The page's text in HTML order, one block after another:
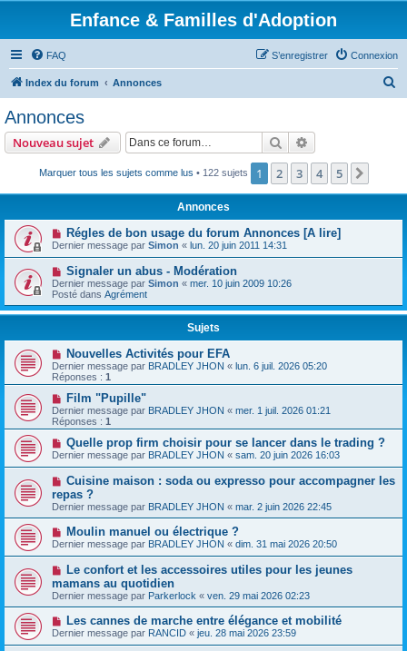
Enfance & Familles d'Adoption
FAQ Connexion
S’enregistrer
Index du forum Annonces
e
Annonces
Nouveau sujet Rechercher
Marquer tous les sujets comme lus • 122 sujets 1 2 3 4 5
Annonces
Régles de bon usage du forum Annonces [A lire]
Dernier message par Simon « lun. 20 juin 2011 14:31
Signaler un abus - Modération
Dernier message par Simon « mer. 10 juin 2009 10:26
Posté dans Agrément
Sujets
Nouvelles Activités pour EFA
Dernier message par BRADLEY JHON « lun. 6 juil. 2026 05:20
Réponses : 1
Film "Pupille"
Dernier message par BRADLEY JHON « mer. 1 juil. 2026 01:21
Réponses : 1
Quelle prop firm choisir pour se lancer dans le trading ?
Dernier message par BRADLEY JHON « sam. 20 juin 2026 16:03
Cuisine maison : soda ou expresso pour accompagner les
repas ?
Dernier message par BRADLEY JHON « mar. 2 juin 2026 22:45
Moulin manuel ou électrique ?
Dernier message par BRADLEY JHON « dim. 31 mai 2026 20:50
Le confort et les accessoires utiles pour les jeunes
mamans au quotidien
Dernier message par Parkerlock « ven. 29 mai 2026 02:23
Les cannes de marche entre élégance et mobilité
Dernier message par RANCID « jeu. 28 mai 2026 23:59